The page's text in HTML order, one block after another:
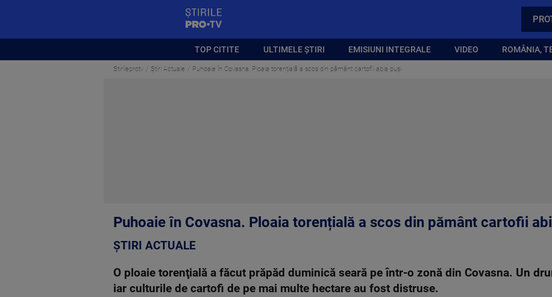
TOP CITITE ULTIMELE ȘTIRI EMISIUNI INTEGRALE VIDEO ROMÂNIA,
Stirileprotv Știri Actuale Puhoaie în Covasna. Ploaia torențială a scos din pământ cartofii abia puși
Puhoaie în Covasna. Ploaia torențială a scos din pământ cartofii
ȘTIRI ACTUALE
O ploaie torenţială a făcut prăpăd duminică seară pe într-o zonă din Covasna. Un
iar culturile de cartofi de pe mai multe hectare au fost distruse.